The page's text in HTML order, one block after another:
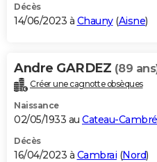
Décès
14/06/2023 à Chauny(Aisne)
Andre GARDEZ (89
Créer une cagnotte obsèques
Naissance
02/05/1933 au Cateau-
Décès
16/04/2023 à Cambrai (Nord)